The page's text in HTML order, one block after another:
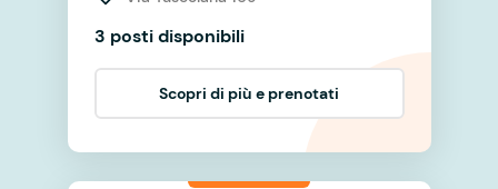
3 posti disponibili
Scopri di più e prenotati